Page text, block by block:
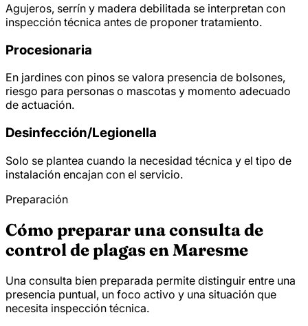
Agujeros, serrín y madera debilitada se interpretan con
inspección técnica antes de proponer tratamiento.
Procesionaria
En jardines con pinos se valora presencia de bolsones,
riesgo para personas o mascotas y momento adecuado
de actuación.
Desinfección/Legionella
Solo se plantea cuando la necesidad técnica y el tipo de
instalación encajan con el servicio.
Preparación
Cómo preparar una consulta de
control de plagas en Maresme
Una consulta bien preparada permite distinguir entre una
presencia puntual, un foco activo y una situación que
necesita inspección técnica.